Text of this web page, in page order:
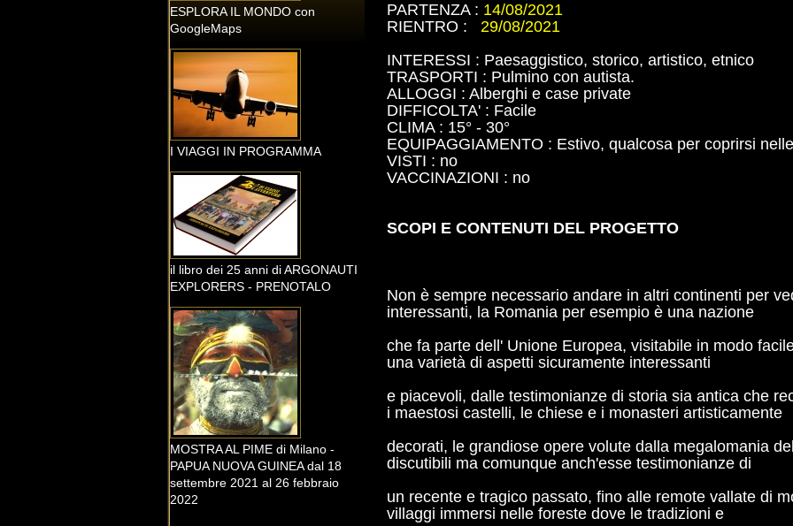
PARTENZA : 14/08/2021
RIENTRO : 29/08/2021
INTERESSI : Paesaggistico, storico, artistico, etnico
TRASPORTI : Pulmino con autista.
ALLOGGI : Alberghi e case private
DIFFICOLTA' : Facile
CLIMA : 15° - 30°
EQUIPAGGIAMENTO : Estivo, qualcosa per coprirsi
VISTI : no
VACCINAZIONI : no
SCOPI E CONTENUTI DEL PROGETTO
Non è sempre necessario andare in altri continenti per
interessanti, la Romania per esempio è una nazione
che fa parte dell' Unione Europea, visitabile in modo
una varietà di aspetti sicuramente interessanti
e piacevoli, dalle testimonianze di storia sia antica che
i maestosi castelli, le chiese e i monasteri artisticamente
decorati, le grandiose opere volute dalla megalomania
discutibili ma comunque anch'esse testimonianze di
un recente e tragico passato, fino alle remote vallate di
villaggi immersi nelle foreste dove le tradizioni e
ESPLORA IL MONDO con
GoogleMaps
I VIAGGI IN PROGRAMMA
il libro dei 25 anni di ARGONAUTI
EXPLORERS - PRENOTALO
MOSTRA AL PIME di Milano -
PAPUA NUOVA GUINEA dal 18
settembre 2021 al 26 febbraio
2022